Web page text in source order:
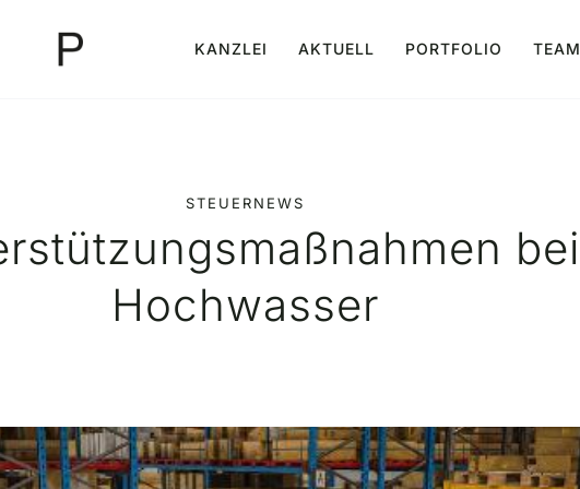
KANZLEI AKTUELL PORTFOLIO TEAM
STEUERNEWS
bei
Hochwasser